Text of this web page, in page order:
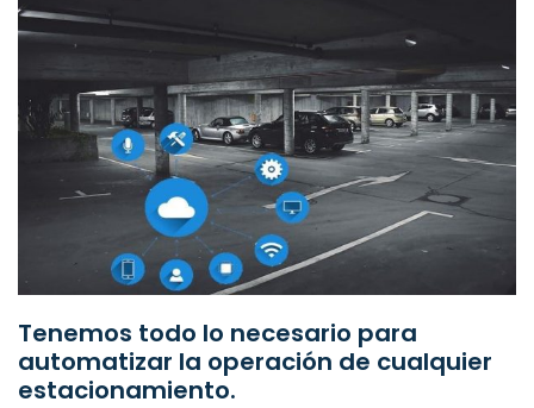
Tenemos todo lo necesario para
automatizar la operación de cualquier
estacionamiento.